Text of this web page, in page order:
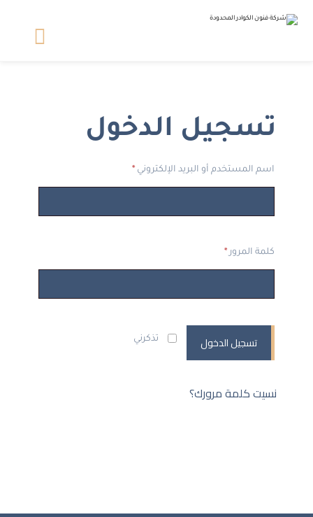
تسجيل الدخول
اسم المستخدم أو البريد الإلكتروني*
كلمة المرور*
تذكرني تسجيل الدخول
نسيت كلمة مرورك؟